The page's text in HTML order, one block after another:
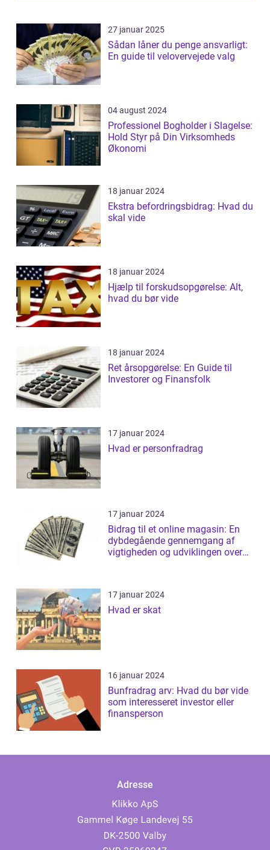
27 januar 2025
Sådan låner du penge ansvarligt:
En guide til velovervejede valg
04 august 2024
Professionel Bogholder i Slagelse:
Hold Styr på Din Virksomheds
Økonomi
18 januar 2024
Ekstra befordringsbidrag: Hvad du
skal vide
18 januar 2024
Hjælp til forskudsopgørelse: Alt,
hvad du bør vide
18 januar 2024
Ret årsopgørelse: En Guide til
Investorer og Finansfolk
17 januar 2024
Hvad er personfradrag
17 januar 2024
Bidrag til et online magasin: En
dybdegående gennemgang af
vigtigheden og udviklingen over
17 januar 2024
Hvad er skat
16 januar 2024
Bunfradrag arv: Hvad du bør vide
som interesseret investor eller
finansperson
Adresse